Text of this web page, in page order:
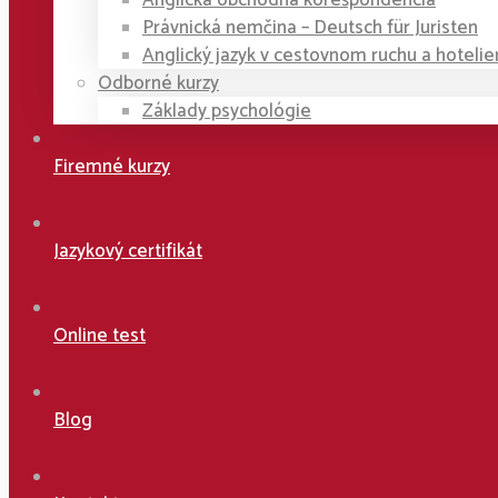
Právnická nemčina – Deutsch für Juristen
Anglický jazyk v cestovnom ruchu a
Odborné kurzy
Základy psychológie
Firemné kurzy
Jazykový certifikát
Online test
Blog